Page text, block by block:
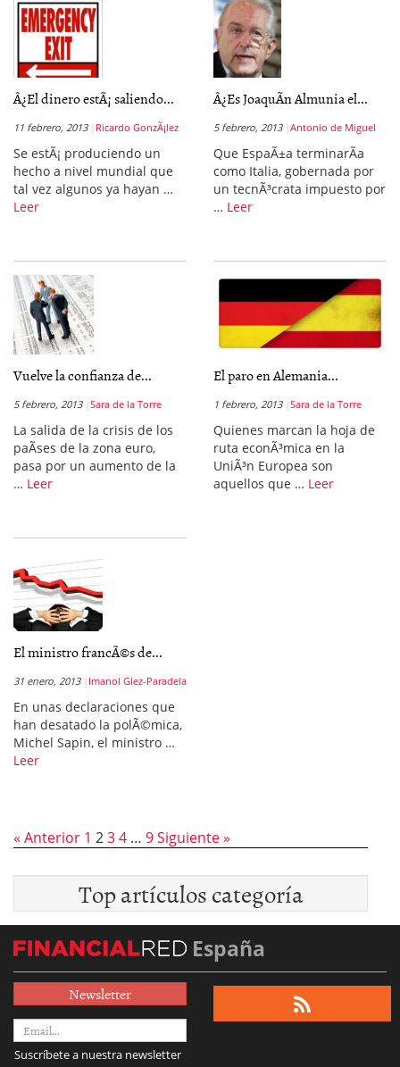
Â¿El dinero estÃ¡ saliendo...
11 febrero, 2013 Ricardo GonzÃ¡lez
Se estÃ¡ produciendo un
hecho a nivel mundial que
tal vez algunos ya hayan …
Leer
Â¿Es JoaquÃ­n Almunia el...
5 febrero, 2013 Antonio de Miguel
Que EspaÃ±a terminarÃ­a
como Italia, gobernada por
un tecnÃ³crata impuesto por
… Leer
Vuelve la confianza de...
5 febrero, 2013 Sara de la Torre
La salida de la crisis de los
paÃ­ses de la zona euro,
pasa por un aumento de la
… Leer
El paro en Alemania...
1 febrero, 2013 Sara de la Torre
Quienes marcan la hoja de
ruta econÃ³mica en la
UniÃ³n Europea son
aquellos que … Leer
El ministro francÃ©s de...
31 enero, 2013 Imanol Glez-Paradela
En unas declaraciones que
han desatado la polÃ©mica,
Michel Sapin, el ministro …
Leer
« Anterior 1 234 … 9Siguiente »
Top artículos categoría
España
Newsletter
Suscríbete a nuestra newsletter